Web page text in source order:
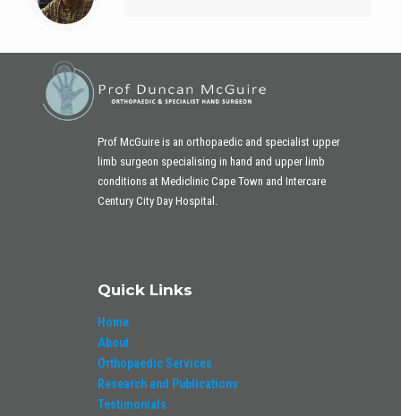
Prof McGuire is an orthopaedic and specialist upper
limb surgeon specialising in hand and upper limb
conditions at Mediclinic Cape Town and Intercare
Century City Day Hospital.
Quick Links
Home
About
Orthopaedic Services
Research and Publications
Testimonials